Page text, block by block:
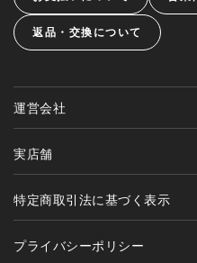
返品・交換について
運営会社
実店舗
特定商取引法に基づく表示
プライバシーポリシー